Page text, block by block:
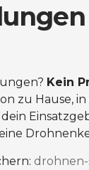
Kein
zu Hause,